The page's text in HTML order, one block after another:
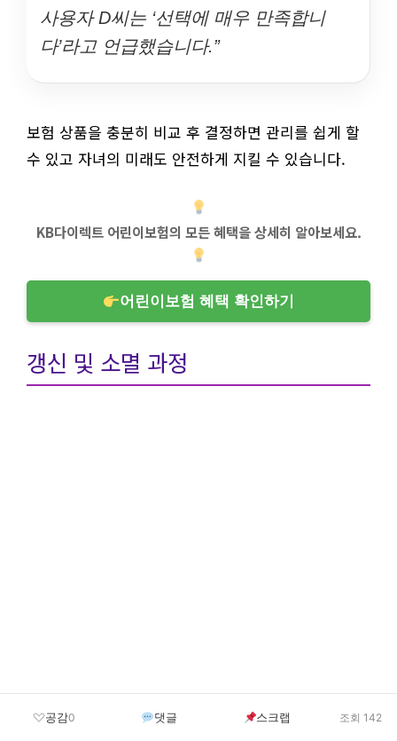
사용자 D씨는 ‘선택에 매우 만족합니
다’라고 언급했습니다.”
보험 상품을 충분히 비교 후 결정하면 관리를 쉽게 할
수 있고 자녀의 미래도 안전하게 지킬 수 있습니다.
KB다이렉트 어린이보험의 모든 혜택을 상세히 알아보세요.
어린이보험 혜택 확인하기
갱신 및 소멸 과정
공감0 댓글 스크랩 조회 142